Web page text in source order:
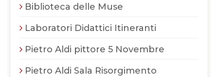
Biblioteca delle Muse
Laboratori Didattici Itineranti
Pietro Aldi pittore 5 Novembre
Pietro Aldi Sala Risorgimento